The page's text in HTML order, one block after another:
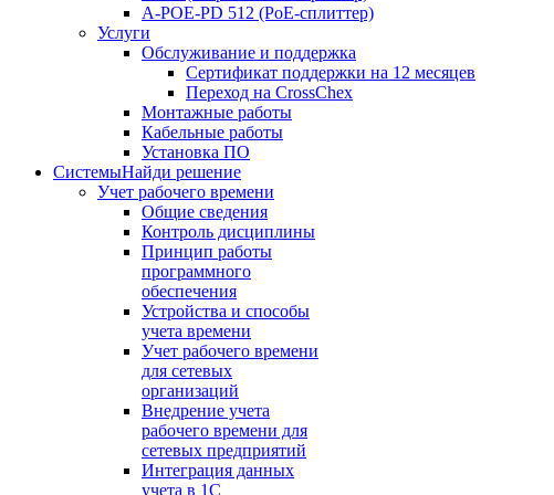
A-POE-PD 512 (PoE-сплиттер)
Услуги
Обслуживание и поддержка
Сертификат поддержки на 12 месяцев
Переход на CrossChex
Монтажные работы
Кабельные работы
Установка ПО
СистемыНайди решение
Учет рабочего времени
Общие сведения
Контроль дисциплины
Принцип работы
программного
обеспечения
Устройства и способы
учета времени
Учет рабочего времени
для сетевых
организаций
Внедрение учета
рабочего времени для
сетевых предприятий
Интеграция данных
учета в 1С